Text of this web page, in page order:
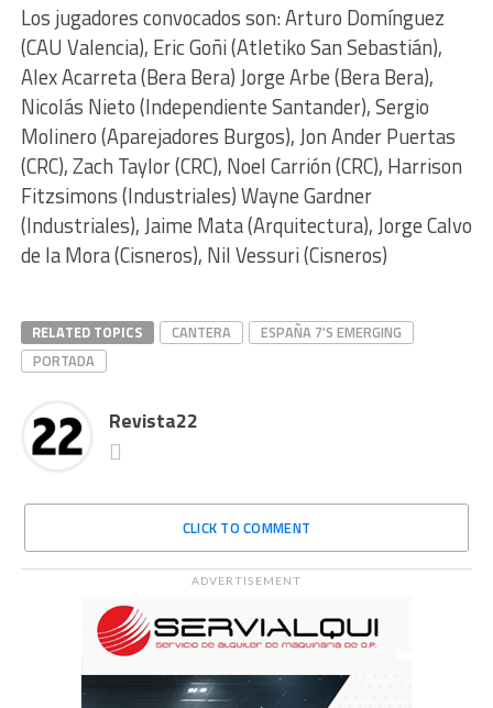
Los jugadores convocados son: Arturo Domínguez
(CAU Valencia), Eric Goñi (Atletiko San Sebastián),
Alex Acarreta (Bera Bera) Jorge Arbe (Bera Bera),
Nicolás Nieto (Independiente Santander), Sergio
Molinero (Aparejadores Burgos), Jon Ander Puertas
(CRC), Zach Taylor (CRC), Noel Carrión (CRC), Harrison
Fitzsimons (Industriales) Wayne Gardner
(Industriales), Jaime Mata (Arquitectura), Jorge Calvo
de la Mora (Cisneros), Nil Vessuri (Cisneros)
RELATED TOPICS CANTERA
ESPAÑA 7'S EMERGING
PORTADA
Revista22
CLICK TO COMMENT
ADVERTISEMENT